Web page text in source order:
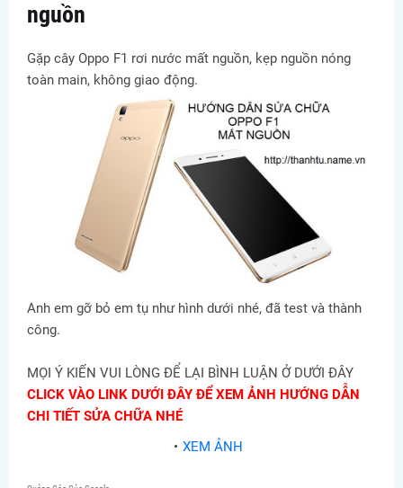
nguồn
Gặp cây Oppo F1 rơi nước mất nguồn, kẹp nguồn nóng
toàn main, không giao động.
Anh em gỡ bỏ em tụ như hình dưới nhé, đã test và thành
công.
MỌI Ý KIẾN VUI LÒNG ĐỂ LẠI BÌNH LUẬN Ở DƯỚI ĐÂY
CLICK VÀO LINK DƯỚI ĐÂY ĐỂ XEM ẢNH HƯỚNG DẪN
CHI TIẾT SỬA CHỮA NHÉ
XEM ẢNH